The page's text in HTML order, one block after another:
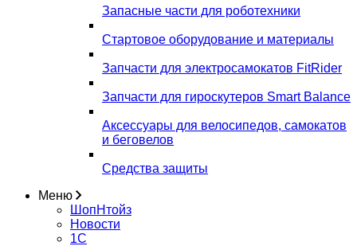
Запасные части для роботехники
Стартовое оборудование и материалы
Запчасти для электросамокатов FitRider
Запчасти для гироскутеров Smart Balance
Аксессуары для велосипедов, самокатов
и беговелов
Средства защиты
Меню
ШопНтойз
Новости
1C